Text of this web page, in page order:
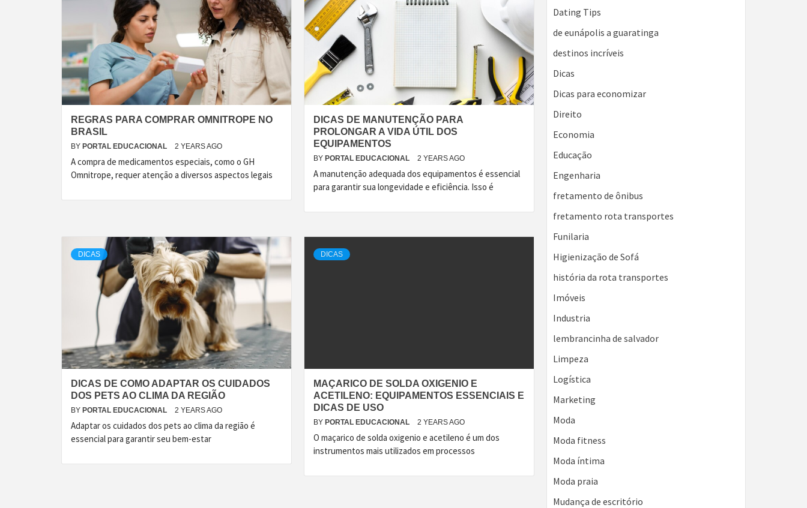
REGRAS PARA COMPRAR OMNITROPE NO
BRASIL
BY PORTAL EDUCACIONAL 2 YEARS AGO
A compra de medicamentos especiais, como o GH
Omnitrope, requer atenção a diversos aspectos legais
DICAS DE MANUTENÇÃO PARA
PROLONGAR A VIDA ÚTIL DOS
EQUIPAMENTOS
BY PORTAL EDUCACIONAL 2 YEARS AGO
A manutenção adequada dos equipamentos é essencial
para garantir sua longevidade e eficiência. Isso é
DICAS
DICAS DE COMO ADAPTAR OS CUIDADOS
DOS PETS AO CLIMA DA REGIÃO
BY PORTAL EDUCACIONAL 2 YEARS AGO
Adaptar os cuidados dos pets ao clima da região é
essencial para garantir seu bem-estar
DICAS
MAÇARICO DE SOLDA OXIGENIO E
ACETILENO: EQUIPAMENTOS ESSENCIAIS E
DICAS DE USO
BY PORTAL EDUCACIONAL 2 YEARS AGO
O maçarico de solda oxigenio e acetileno é um dos
instrumentos mais utilizados em processos
Dating Tips
de eunápolis a guaratinga
destinos incríveis
Dicas
Dicas para economizar
Direito
Economia
Educação
Engenharia
fretamento de ônibus
fretamento rota transportes
Funilaria
Higienização de Sofá
história da rota transportes
Imóveis
Industria
lembrancinha de salvador
Limpeza
Logística
Marketing
Moda
Moda fitness
Moda íntima
Moda praia
Mudança de escritório